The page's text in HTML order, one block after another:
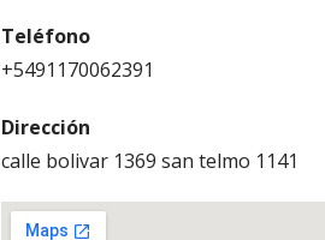
Teléfono
+5491170062391
Dirección
calle bolivar 1369 san telmo 1141